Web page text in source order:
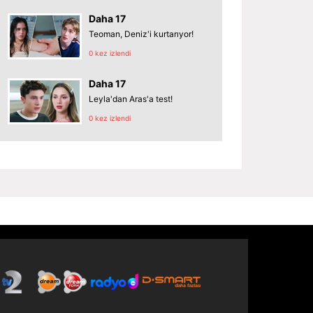
Daha 17
Teoman, Deniz'i kurtarıyor!
0 kez izlendi
Daha 17
Leyla'dan Aras'a test!
0 kez izlendi